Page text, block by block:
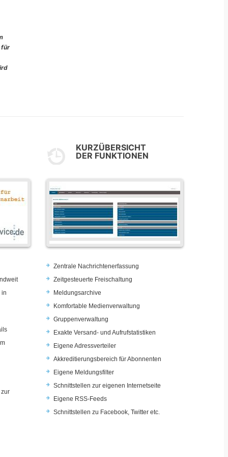
für
in
KURZÜBERSICHT
DER FUNKTIONEN
Zentrale Nachrichtenerfassung
Zeitgesteuerte Freischaltung
Meldungsarchive
Komfortable Medienverwaltung
Gruppenverwaltung
Exakte Versand- und Aufrufstatistiken
Eigene Adressverteiler
Akkreditierungsbereich für Abonnenten
Eigene Meldungsfilter
Schnittstellen zur eigenen Internetseite
Eigene RSS-Feeds
Schnittstellen zu Facebook, Twitter etc.